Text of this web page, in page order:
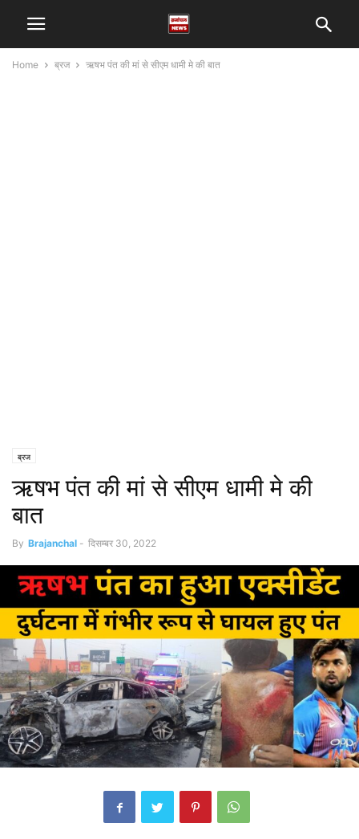
Home ब्रज ऋषभ पंत की मां से सीएम धामी मे की बात
ब्रज
ऋषभ पंत की मां से सीएम धामी मे की
बात
By Brajanchal - दिसम्बर 30, 2022